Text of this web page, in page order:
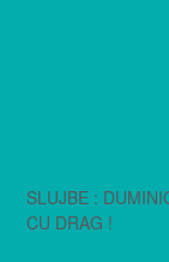
SLUJBE :
CU DRAG !